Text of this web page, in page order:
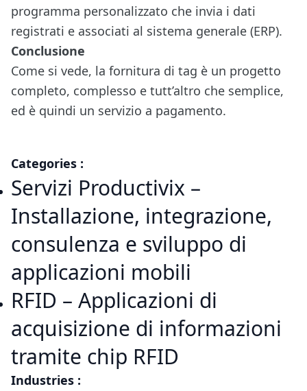
programma personalizzato che invia i dati
registrati e associati al sistema generale (ERP).
Conclusione
Come si vede, la fornitura di tag è un progetto
completo, complesso e tutt’altro che semplice,
ed è quindi un servizio a pagamento.
Categories :
Servizi Productivix –
Installazione, integrazione,
consulenza e sviluppo di
applicazioni mobili
RFID – Applicazioni di
acquisizione di informazioni
tramite chip RFID
Industries :